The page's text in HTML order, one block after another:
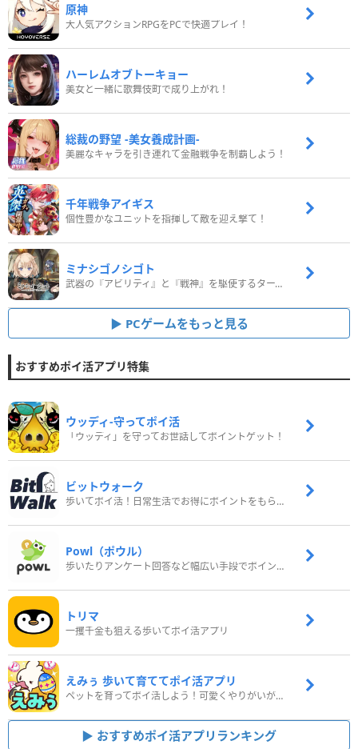
原神
大人気アクションRPGをPCで快適プレイ！
ハーレムオブトーキョー
美女と一緒に歌舞伎町で成り上がれ！
総裁の野望 -美女養成計画-
美麗なキャラを引き連れて金融戦争を制覇しよう！
千年戦争アイギス
個性豊かなユニットを指揮して敵を迎え撃て！
ミナシゴノシゴト
武器の『アビリティ』と『戦神』を駆使するターン制コマンドバトルRPG！
PCゲームをもっと見る
おすすめポイ活アプリ特集
ウッディ‐守ってポイ活
「ウッディ」を守ってお世話してポイントゲット！
ビットウォーク
歩いてポイ活！日常生活でお得にポイントをもらおう
Powl（ポウル）
歩いたりアンケート回答など幅広い手段でポイントをゲット
トリマ
一攫千金も狙える歩いてポイ活アプリ
えみぅ 歩いて育ててポイ活アプリ
ペットを育ってポイ活しよう！可愛くやりがいがある新感覚アプリ
おすすめポイ活アプリランキング